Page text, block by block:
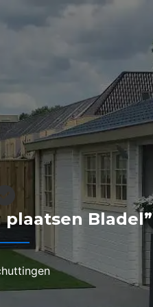
Bladel”